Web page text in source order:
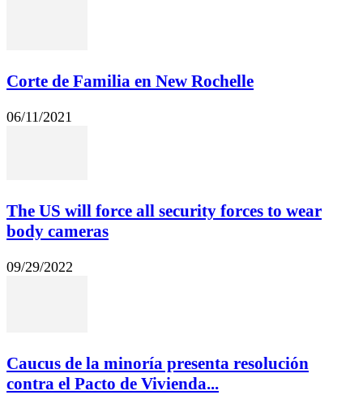
Corte de Familia en New Rochelle
06/11/2021
The US will force all security forces to wear
body cameras
09/29/2022
Caucus de la minoría presenta resolución
contra el Pacto de Vivienda...